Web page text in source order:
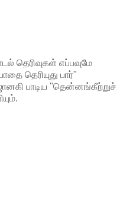
தெரிவுகள் எப்பவுமே
தெரியுது பார்"
பாடிய "தென்னங்கீற்றுச்